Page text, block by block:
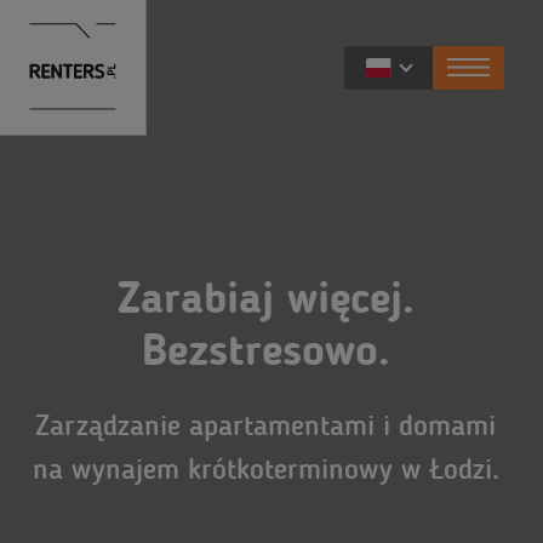
Zalety wynajmu dla właścicieli mieszkań
Renters Prestige
Renters Basic
Dla deweloperów
Informacje o Renters
O nas
Zarabiaj więcej.
Bezstresowo.
Zarządzanie apartamentami i domami
na wynajem krótkoterminowy w Łodzi.